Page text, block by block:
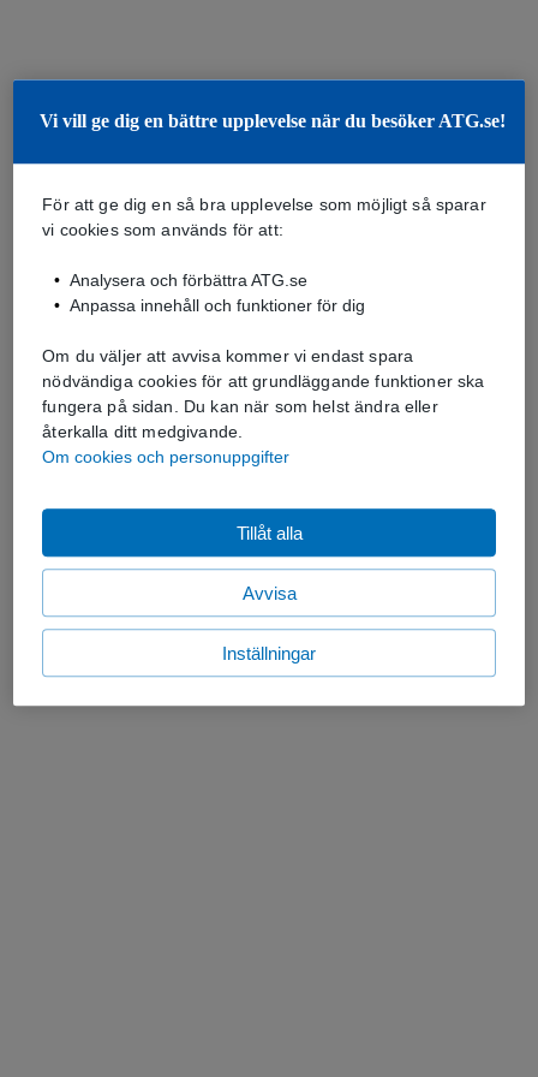
Vi vill ge dig en bättre upplevelse när du besöker ATG.se!
För att ge dig en så bra upplevelse som möjligt så sparar
vi cookies som används för att:
Analysera och förbättra ATG.se
Anpassa innehåll och funktioner för dig
Om du väljer att avvisa kommer vi endast spara
nödvändiga cookies för att grundläggande funktioner ska
fungera på sidan. Du kan när som helst ändra eller
återkalla ditt medgivande.
Om cookies och personuppgifter
Avvisa
Tillåt alla
Inställningar